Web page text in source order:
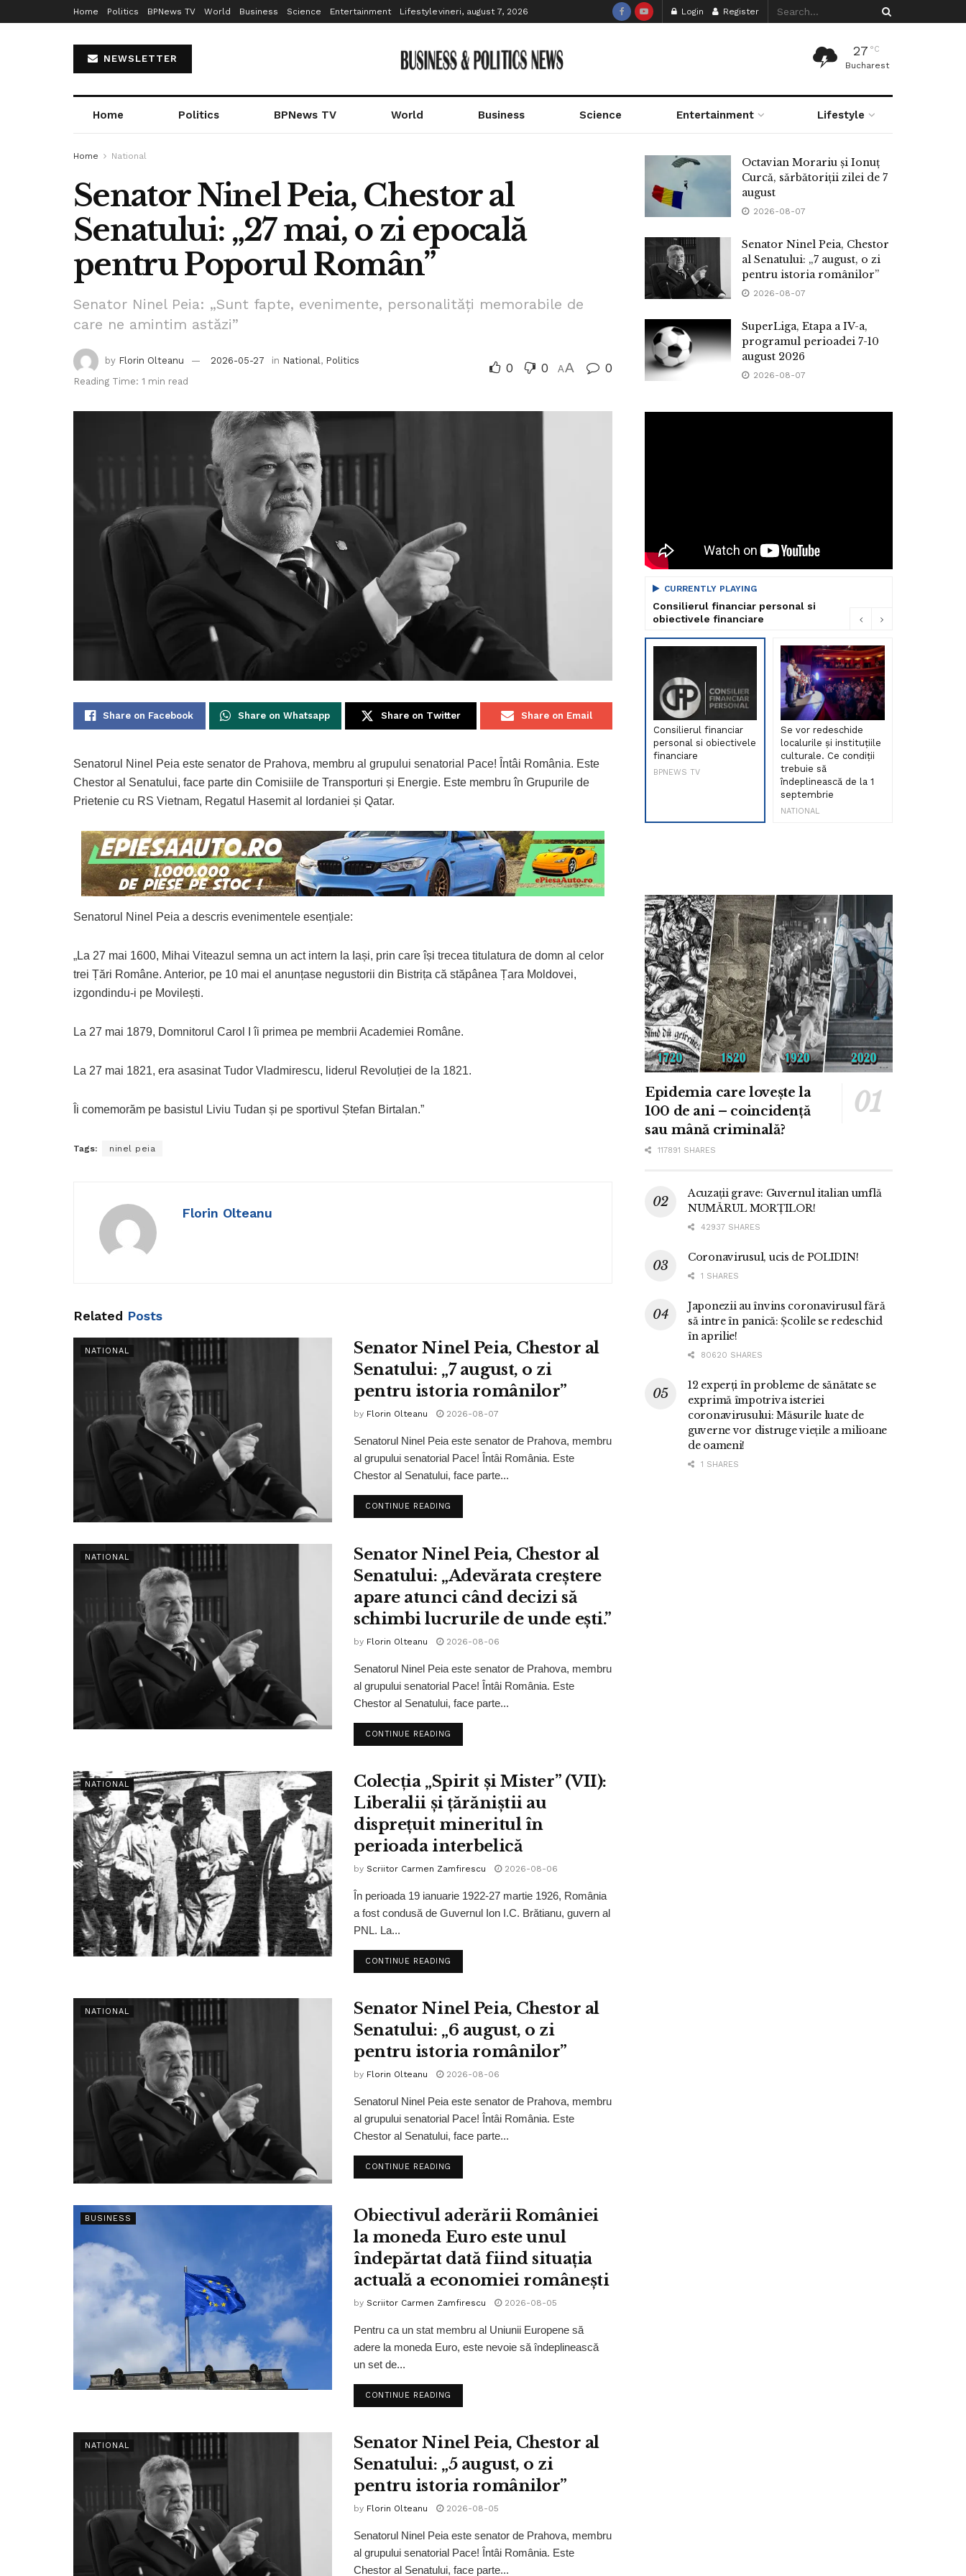
Home Politics BPNews TV World Business Science Entertainment Lifestylevineri, august 7, 2026 Login Register
NEWSLETTER
27 °C
Bucharest
Home Politics BPNews TV World Business Science Entertainment Lifestyle
Home National
Senator Ninel Peia, Chestor al
Senatului: „27 mai, o zi epocală
pentru Poporul Român”
Senator Ninel Peia: „Sunt fapte, evenimente, personalități memorabile de
care ne amintim astăzi”
by Florin Olteanu 2026-05-27 in National , Politics
Reading Time: 1 min read
0 0 AA 0
Share on Facebook Share on Whatsapp Share on Twitter Share on Email
Senatorul Ninel Peia este senator de Prahova, membru al grupului senatorial Pace! Întâi România. Este
Chestor al Senatului, face parte din Comisiile de Transporturi și Energie. Este membru în Grupurile de
Prietenie cu RS Vietnam, Regatul Hasemit al Iordaniei și Qatar.
Senatorul Ninel Peia a descris evenimentele esențiale:
„La 27 mai 1600, Mihai Viteazul semna un act intern la Iași, prin care își trecea titulatura de domn al celor
trei Țări Române. Anterior, pe 10 mai el anunțase negustorii din Bistrița că stăpânea Țara Moldovei,
izgondindu-i pe Movilești.
La 27 mai 1879, Domnitorul Carol I îi primea pe membrii Academiei Române.
La 27 mai 1821, era asasinat Tudor Vladmirescu, liderul Revoluției de la 1821.
Îi comemorăm pe basistul Liviu Tudan și pe sportivul Ștefan Birtalan.”
Tags: ninel peia
Florin Olteanu
Related Posts
NATIONAL
Senator Ninel Peia, Chestor al
Senatului: „7 august, o zi
pentru istoria românilor”
by Florin Olteanu 2026-08-07
Senatorul Ninel Peia este senator de Prahova, membru
al grupului senatorial Pace! Întâi România. Este
Chestor al Senatului, face parte...
CONTINUE READING
NATIONAL
Senator Ninel Peia, Chestor al
Senatului: „Adevărata creștere
apare atunci când decizi să
schimbi lucrurile de unde ești.”
by Florin Olteanu 2026-08-06
Senatorul Ninel Peia este senator de Prahova, membru
al grupului senatorial Pace! Întâi România. Este
Chestor al Senatului, face parte...
CONTINUE READING
NATIONAL
Colecția „Spirit și Mister” (VII):
Liberalii și țărăniștii au
disprețuit mineritul în
perioada interbelică
by Scriitor Carmen Zamfirescu 2026-08-06
În perioada 19 ianuarie 1922-27 martie 1926, România
a fost condusă de Guvernul Ion I.C. Brătianu, guvern al
PNL. La...
CONTINUE READING
NATIONAL
Senator Ninel Peia, Chestor al
Senatului: „6 august, o zi
pentru istoria românilor”
by Florin Olteanu 2026-08-06
Senatorul Ninel Peia este senator de Prahova, membru
al grupului senatorial Pace! Întâi România. Este
Chestor al Senatului, face parte...
CONTINUE READING
BUSINESS
Obiectivul aderării României
la moneda Euro este unul
îndepărtat dată fiind situația
actuală a economiei românești
by Scriitor Carmen Zamfirescu 2026-08-05
Pentru ca un stat membru al Uniunii Europene să
adere la moneda Euro, este nevoie să îndeplinească
un set de...
CONTINUE READING
NATIONAL
Senator Ninel Peia, Chestor al
Senatului: „5 august, o zi
pentru istoria românilor”
by Florin Olteanu 2026-08-05
Senatorul Ninel Peia este senator de Prahova, membru
al grupului senatorial Pace! Întâi România. Este
Chestor al Senatului, face parte...
Octavian Morariu și Ionuț
Curcă, sărbătoriții zilei de 7
august
2026-08-07
Senator Ninel Peia, Chestor
al Senatului: „7 august, o zi
pentru istoria românilor”
2026-08-07
SuperLiga, Etapa a IV-a,
programul perioadei 7-10
august 2026
2026-08-07
CURRENTLY PLAYING
Consilierul financiar personal si
obiectivele financiare
Consilierul financiar
personal si obiectivele
financiare
BPNEWS TV
Se vor redeschide
localurile și instituțiile
culturale. Ce condiții
trebuie să
îndeplinească de la 1
septembrie
NATIONAL
Epidemia care lovește la
100 de ani – coincidență
sau mână criminală?
117891 SHARES
Acuzații grave: Guvernul italian umflă
NUMĂRUL MORȚILOR!
42937 SHARES
Coronavirusul, ucis de POLIDIN!
1 SHARES
Japonezii au învins coronavirusul fără
să intre în panică: Școlile se redeschid
în aprilie!
80620 SHARES
12 experți în probleme de sănătate se
exprimă împotriva isteriei
coronavirusului: Măsurile luate de
guverne vor distruge viețile a milioane
de oameni!
1 SHARES